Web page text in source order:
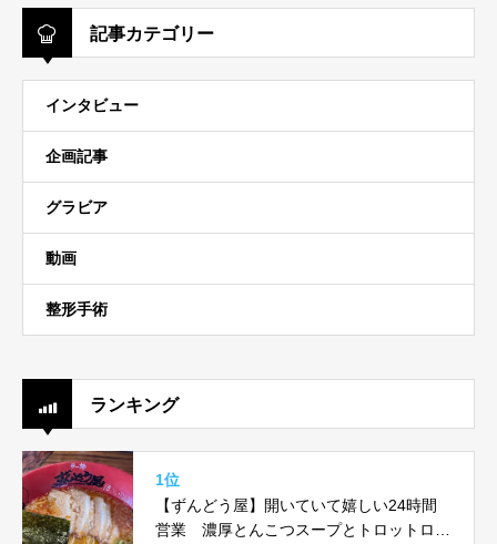
記事カテゴリー
インタビュー
企画記事
グラビア
動画
整形手術
ランキング
1位
【ずんどう屋】開いていて嬉しい24時間
営業 濃厚とんこつスープとトロットロ味